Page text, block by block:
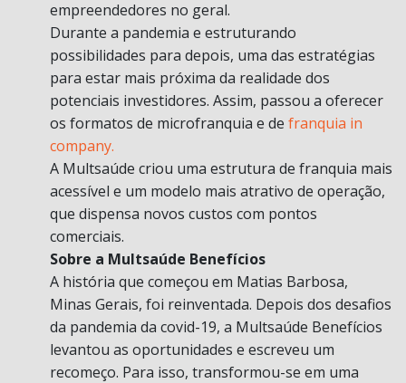
empreendedores no geral.
Durante a pandemia e estruturando
possibilidades para depois, uma das estratégias
para estar mais próxima da realidade dos
potenciais investidores. Assim, passou a oferecer
os formatos de microfranquia e de franquia in
company.
A Multsaúde criou uma estrutura de franquia mais
acessível e um modelo mais atrativo de operação,
que dispensa novos custos com pontos
comerciais.
Sobre a Multsaúde Benefícios
A história que começou em Matias Barbosa,
Minas Gerais, foi reinventada. Depois dos desafios
da pandemia da covid-19, a Multsaúde Benefícios
levantou as oportunidades e escreveu um
recomeço. Para isso, transformou-se em uma